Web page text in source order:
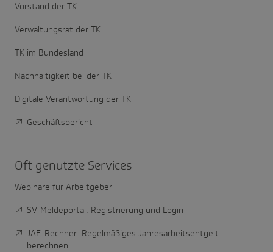
Vorstand der TK
Verwaltungsrat der TK
TK im Bundesland
Nachhaltigkeit bei der TK
Digitale Verantwortung der TK
Geschäftsbericht
Oft genutzte Services
Webinare für Arbeitgeber
SV-Meldeportal: Registrierung und Login
JAE-Rechner: Regelmäßiges Jahresarbeitsentgelt
berechnen